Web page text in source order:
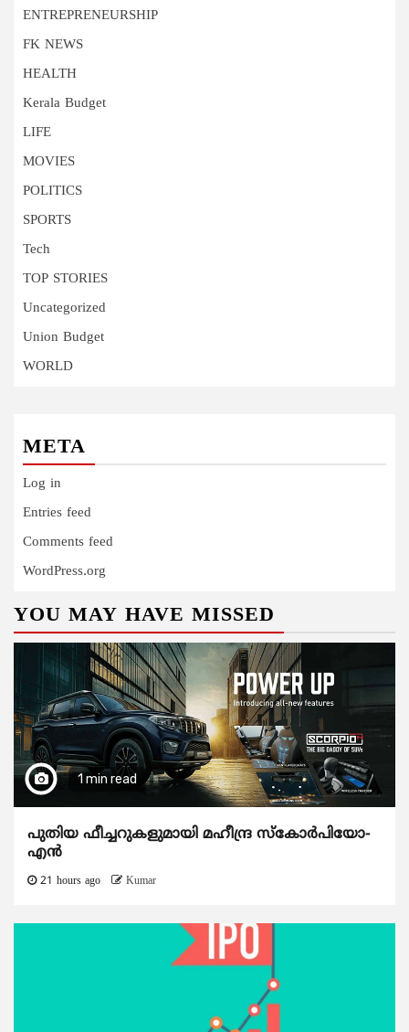
ENTREPRENEURSHIP
FK NEWS
HEALTH
Kerala Budget
LIFE
MOVIES
POLITICS
SPORTS
Tech
TOP STORIES
Uncategorized
Union Budget
WORLD
META
Log in
Entries feed
Comments feed
WordPress.org
YOU MAY HAVE MISSED
1 min read
പുതിയ ഫീച്ചറുകളുമായി മഹീന്ദ്ര സ്കോർപിയോ-
എൻ
21 hours ago Kumar